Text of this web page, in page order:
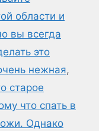
области и
вы всегда
это
нежная,
старое
что спать в
Однако